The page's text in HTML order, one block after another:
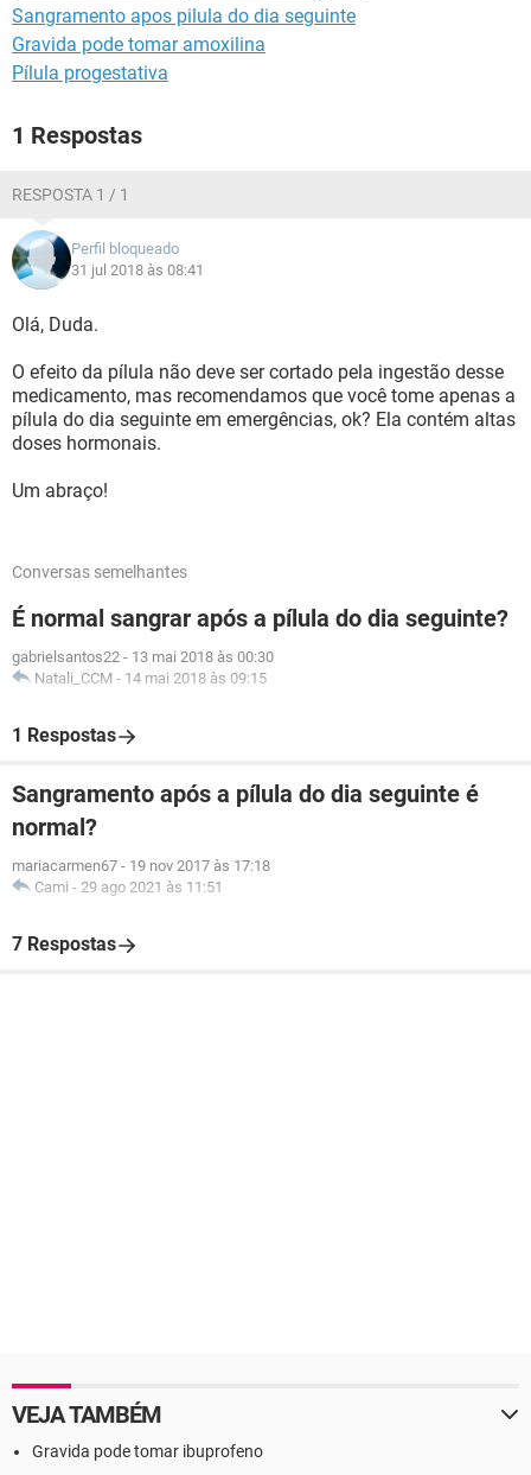
Sangramento apos pilula do dia seguinte
Gravida pode tomar amoxilina
Pílula progestativa
1 Respostas
RESPOSTA 1 / 1
Perfil bloqueado
31 jul 2018 às 08:41
Olá, Duda.
O efeito da pílula não deve ser cortado pela ingestão desse
medicamento, mas recomendamos que você tome apenas a
pílula do dia seguinte em emergências, ok? Ela contém altas
doses hormonais.
Um abraço!
Conversas semelhantes
É normal sangrar após a pílula do dia seguinte?
gabrielsantos22 - 13 mai 2018 às 00:30
Natali_CCM - 14 mai 2018 às 09:15
1 Respostas
Sangramento após a pílula do dia seguinte é
normal?
mariacarmen67 - 19 nov 2017 às 17:18
Cami - 29 ago 2021 às 11:51
7 Respostas
VEJA TAMBÉM
Gravida pode tomar ibuprofeno